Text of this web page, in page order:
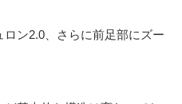
ン2.0、さらに前足部にズー